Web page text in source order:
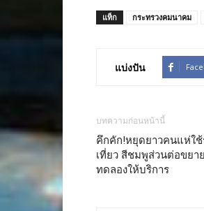
แท็ก กระทรวงคมนาคม
แบ่งปัน
บทความก่อนหน้านี้
คึกคัก!หยุดยาวคนแห่ใช้
เที่ยว สีชมพูส่วนต่อขยา
ทดลองให้บริการ